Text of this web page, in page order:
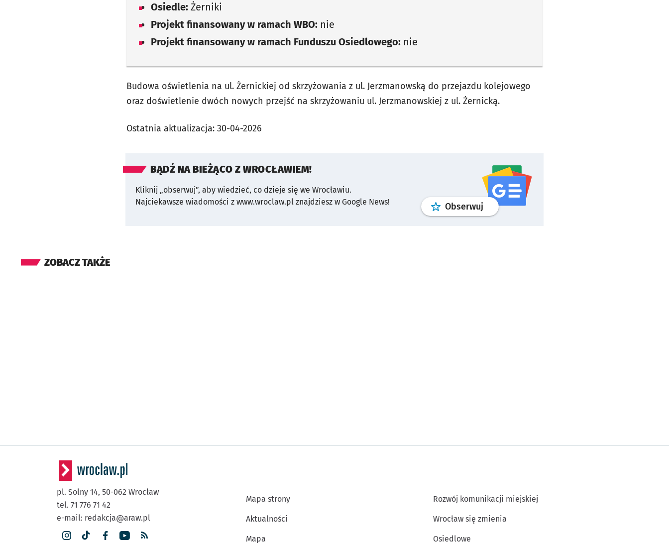
Osiedle: Żerniki
Projekt finansowany w ramach WBO: nie
Projekt finansowany w ramach Funduszu Osiedlowego: nie
Budowa oświetlenia na ul. Żernickiej od skrzyżowania z ul. Jerzmanowską do przejazdu kolejowego
oraz doświetlenie dwóch nowych przejść na skrzyżowaniu ul. Jerzmanowskiej z ul. Żernicką.
Ostatnia aktualizacja: 30-04-2026
BĄDŹ NA BIEŻĄCO Z WROCŁAWIEM!
Kliknij „obserwuj”, aby wiedzieć, co dzieje się we Wrocławiu.
Najciekawsze wiadomości z www.wroclaw.pl znajdziesz w Google News!
Obserwuj profilgoogle news
ZOBACZ TAKŻE
pl. Solny 14, 50-062 Wrocław
tel. 71 776 71 42
e-mail: redakcja@araw.pl
Mapa strony
Aktualności
Mapa
Rozwój komunikacji miejskiej
Wrocław się zmienia
Osiedlowe